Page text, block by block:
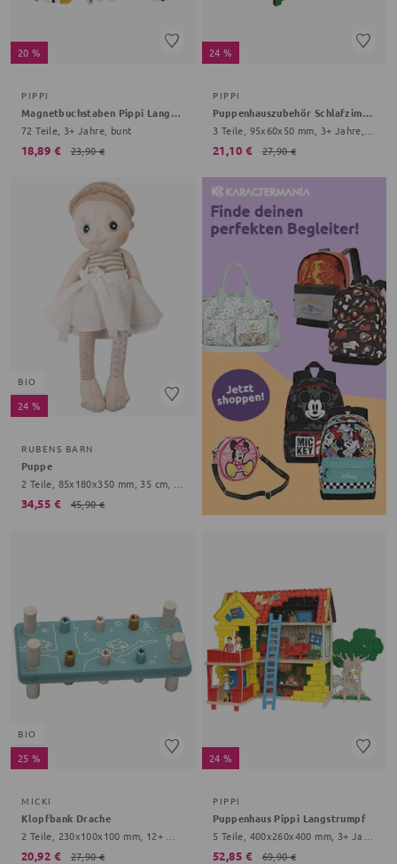
20 %
PIPPI
Magnetbuchstaben Pippi Langstrumpf
72 Teile, 3+ Jahre, bunt
18,89 € 23,90 €
24 %
PIPPI
Puppenhauszubehör Schlafzimmer Pippi Langstrumpf
21,10 € 27,90 €
BIO
24 %
RUBENS BARN
Puppe
34,55 € 45,90 €
BIO
25 %
MICKI
Klopfbank Drache
20,92 € 27,90 €
24 %
PIPPI
Puppenhaus Pippi Langstrumpf
52,85 € 69,90 €